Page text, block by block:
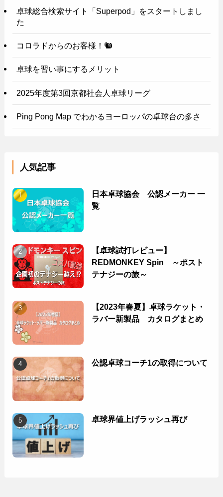
卓球総合検索サイト「Superpod」をスタートしまし
た
コロラドからのお客様！🐿️
卓球を習い事にするメリット
2025年度第3回京都社会人卓球リーグ
Ping Pong Map でわかるヨーロッパの卓球台の多さ
人気記事
日本卓球協会 公認メーカー 一
覧
【卓球試打レビュー】
REDMONKEY Spin ～ポスト
テナジーの旅～
【2023年春夏】卓球ラケット・
ラバー新製品 カタログまとめ
公認卓球コーチ1の取得について
卓球界値上げラッシュ再び